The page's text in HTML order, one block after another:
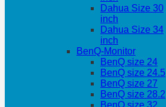
Dahua Size 30
inch
Dahua Size 34
inch
BenQ-Monitor
BenQ size 24
BenQ size 24.5
BenQ size 27
BenQ size 28.2
BenQ size 32